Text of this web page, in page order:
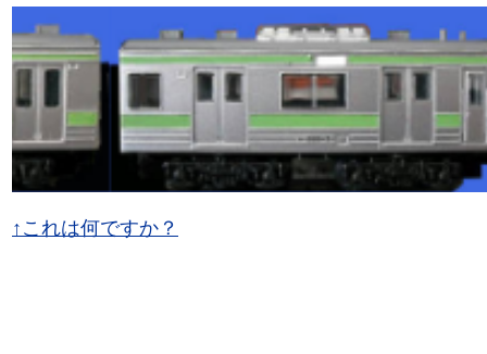
↑これは何ですか？